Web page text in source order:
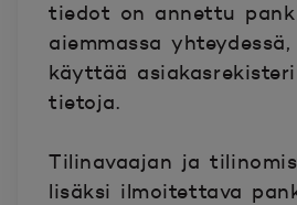
tiedot on annettu
aiemmassa
käyttää
tietoja.
Tilinavaajan ja
lisäksi ilmoitettava